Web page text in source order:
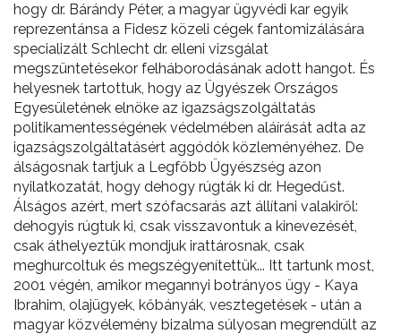
hogy dr. Bárándy Péter, a magyar ügyvédi kar egyik
reprezentánsa a Fidesz közeli cégek fantomizálására
specializált Schlecht dr. elleni vizsgálat
megszüntetésekor felháborodásának adott hangot. És
helyesnek tartottuk, hogy az Ügyészek Országos
Egyesületének elnöke az igazságszolgáltatás
politikamentességének védelmében aláírását adta az
igazságszolgáltatásért aggódók közleményéhez. De
álságosnak tartjuk a Legfőbb Ügyészség azon
nyilatkozatát, hogy dehogy rúgták ki dr. Hegedűst.
Álságos azért, mert szófacsarás azt állítani valakiről:
dehogyis rúgtuk ki, csak visszavontuk a kinevezését,
csak áthelyeztük mondjuk irattárosnak, csak
meghurcoltuk és megszégyenítettük... Itt tartunk most,
2001 végén, amikor megannyi botrányos ügy - Kaya
Ibrahim, olajügyek, kőbányák, vesztegetések - után a
magyar közvélemény bizalma súlyosan megrendült az